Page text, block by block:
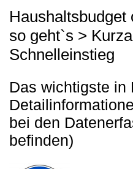
Haushaltsbudget
so geht`s >
Schnelleinstieg
Das wichtigste in
bei den
befinden)